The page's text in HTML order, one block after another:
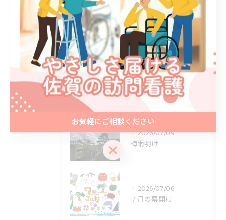
最近の投稿 Recent Posts
2026/07/23
夏本番
2026/07/09
梅雨明け
2026/07/06
７月の幕開け
お気軽にご相談ください
お気軽にご相談ください